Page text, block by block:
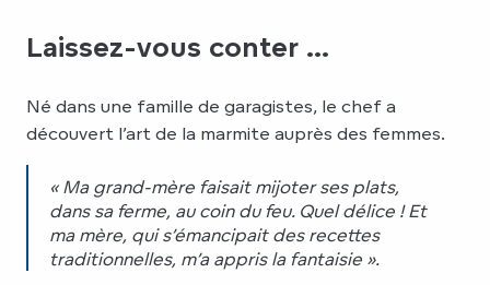
Laissez-vous conter ...
Né dans une famille de garagistes, le chef a
découvert l’art de la marmite auprès des femmes.
« Ma grand-mère faisait mijoter ses plats,
dans sa ferme, au coin du feu. Quel délice ! Et
ma mère, qui s’émancipait des recettes
traditionnelles, m’a appris la fantaisie ».